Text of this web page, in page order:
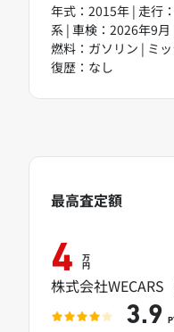
年式：2015年 | 走行
系 | 車検：2026年9
燃料：ガソリン | ミ
復歴：なし
最高査定額
4 万
円
株式会社
3.9